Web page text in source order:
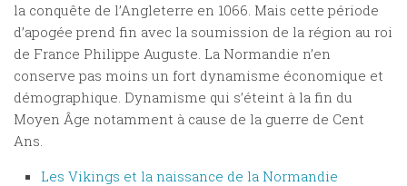
la conquête de l’Angleterre en 1066. Mais cette période
d’apogée prend fin avec la soumission de la région au roi
de France Philippe Auguste. La Normandie n’en
conserve pas moins un fort dynamisme économique et
démographique. Dynamisme qui s’éteint à la fin du
Moyen Âge notamment à cause de la guerre de Cent
Ans.
Les Vikings et la naissance de la Normandie